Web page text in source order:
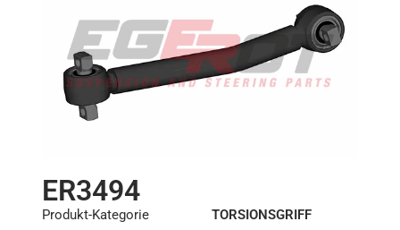
ER3494
Produkt-Kategorie TORSIONSGRIFF